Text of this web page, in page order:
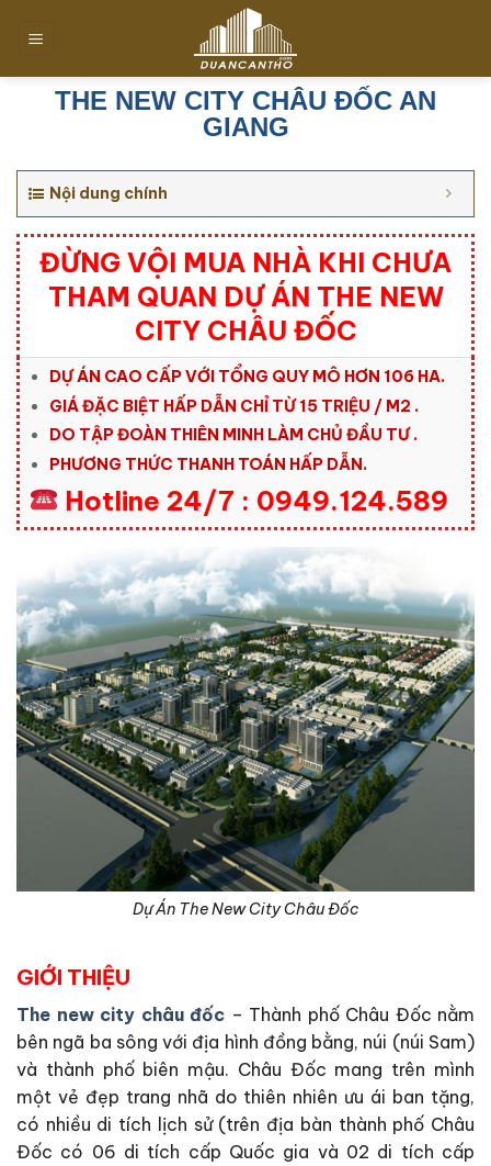
đến
THE NEW CITY CHÂU ĐỐC AN
GIANG
Nội dung chính
ĐỪNG VỘI MUA NHÀ KHI CHƯA
THAM QUAN DỰ ÁN THE NEW
CITY CHÂU ĐỐC
DỰ ÁN CAO CẤP VỚI TỔNG QUY MÔ HƠN 106 HA.
GIÁ ĐẶC BIỆT HẤP DẪN CHỈ TỪ 15 TRIỆU / M2 .
DO TẬP ĐOÀN THIÊN MINH LÀM CHỦ ĐẦU TƯ .
PHƯƠNG THỨC THANH TOÁN HẤP DẪN.
Hotline 24/7 : 0949.124.589
Dự Án The New City Châu Đốc
GIỚI THIỆU
The new city châu đốc – Thành phố Châu Đốc nằm
bên ngã ba sông với địa hình đồng bằng, núi (núi Sam)
và thành phố biên mậu. Châu Đốc mang trên mình
một vẻ đẹp trang nhã do thiên nhiên ưu ái ban tặng,
có nhiều di tích lịch sử (trên địa bàn thành phố Châu
Đốc có 06 di tích cấp Quốc gia và 02 di tích cấp